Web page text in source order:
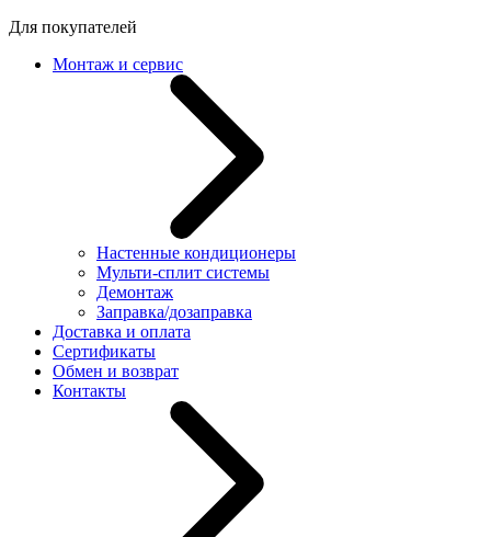
Для покупателей
Монтаж и сервис
Настенные кондиционеры
Мульти-сплит системы
Демонтаж
Заправка/дозаправка
Доставка и оплата
Сертификаты
Обмен и возврат
Контакты